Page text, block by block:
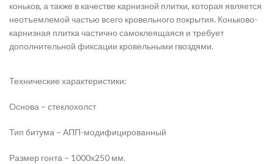
коньков, а также в качестве карнизной плитки, которая является
неотъемлемой частью всего кровельного покрытия. Коньково-
карнизная плитка частично самоклеящаяся и требует
дополнительной фиксации кровельными гвоздями.
Технические характеристики:
Основа – стеклохолст
Тип битума – АПП-модифицированный
Размер гонта – 1000х250 мм.